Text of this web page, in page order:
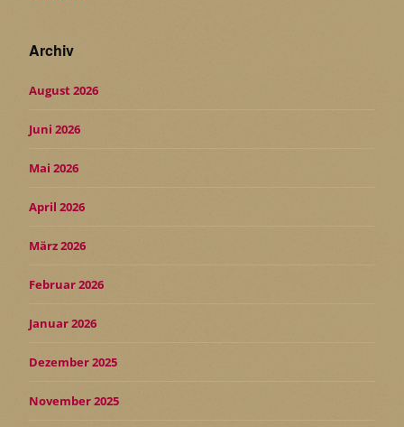
Archiv
August 2026
Juni 2026
Mai 2026
April 2026
März 2026
Februar 2026
Januar 2026
Dezember 2025
November 2025